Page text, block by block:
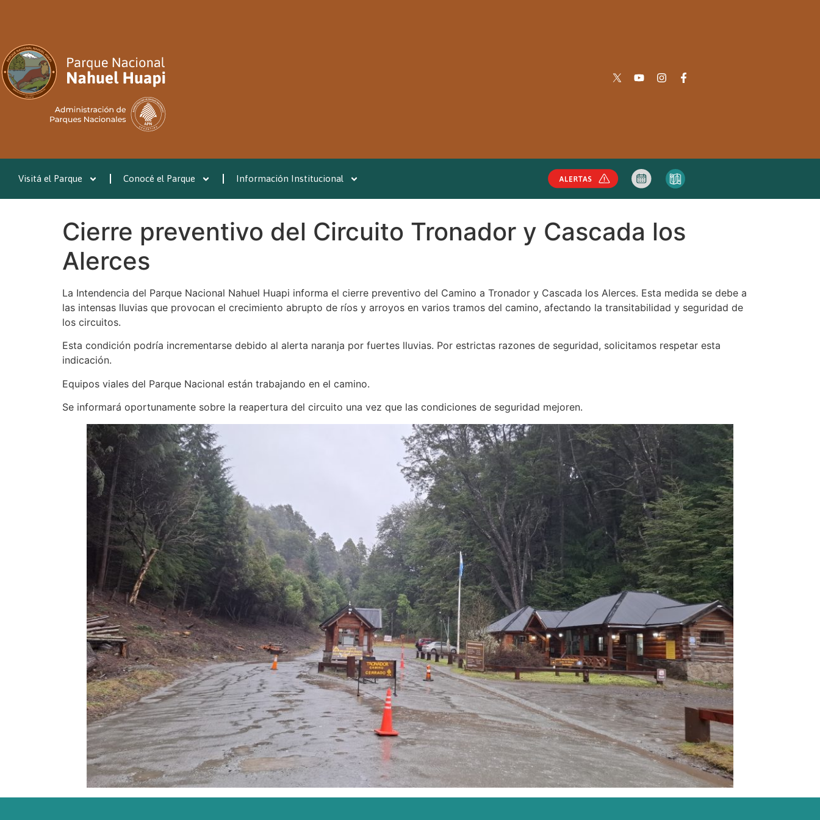
Visitá el Parque Conocé el Parque Información Institucional
Cierre preventivo del Circuito Tronador y Cascada los
Alerces
La Intendencia del Parque Nacional Nahuel Huapi informa el cierre preventivo del Camino a Tronador y Cascada los Alerces. Esta medida se debe a
las intensas lluvias que provocan el crecimiento abrupto de ríos y arroyos en varios tramos del camino, afectando la transitabilidad y seguridad de
los circuitos.
Esta condición podría incrementarse debido al alerta naranja por fuertes lluvias. Por estrictas razones de seguridad, solicitamos respetar esta
indicación.
Equipos viales del Parque Nacional están trabajando en el camino.
Se informará oportunamente sobre la reapertura del circuito una vez que las condiciones de seguridad mejoren.